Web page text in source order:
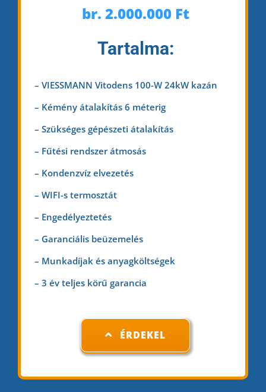
br. 2.000.000 Ft
Tartal ma:
– VIESSMANN Vitodens 100-W24kW kazán
– Kémény átalakítás 6 méterig
– Szükséges gépészeti átalakítás
– Fűtési rendszer átmosás
– Kondenzvíz elvezetés
– WIFI-s termosztát
– Engedélyeztetés
– Garanciális beüzemelés
– Munkadíjak és anyagköltségek
– 3 év teljes körű garancia
ÉRDEKEL